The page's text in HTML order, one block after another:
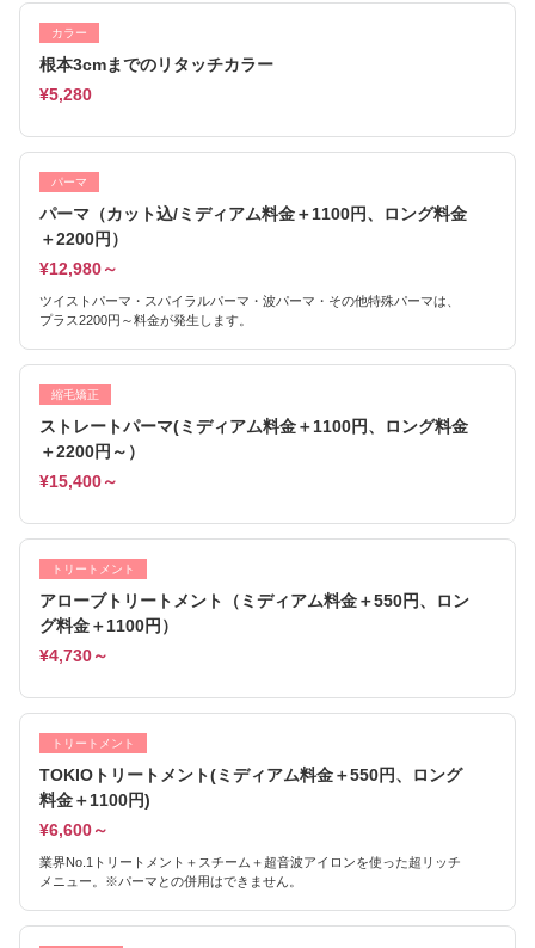
カラー
根本3cmまでのリタッチカラー
¥5,280
パーマ
パーマ（カット込/ミディアム料金＋1100円、ロング料金
＋2200円）
¥12,980～
ツイストパーマ・スパイラルパーマ・波パーマ・その他特殊パーマは、
プラス2200円～料金が発生します。
縮毛矯正
ストレートパーマ(ミディアム料金＋1100円、ロング料金
＋2200円～）
¥15,400～
トリートメント
アローブトリートメント（ミディアム料金＋550円、ロン
グ料金＋1100円）
¥4,730～
トリートメント
TOKIOトリートメント(ミディアム料金＋550円、ロング
料金＋1100円)
¥6,600～
業界No.1トリートメント＋スチーム＋超音波アイロンを使った超リッチ
メニュー。※パーマとの併用はできません。